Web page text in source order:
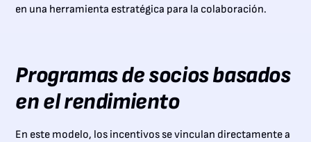
en una herramienta estratégica para la colaboración.
Programas de socios basados
en el rendimiento
En este modelo, los incentivos se vinculan directamente a